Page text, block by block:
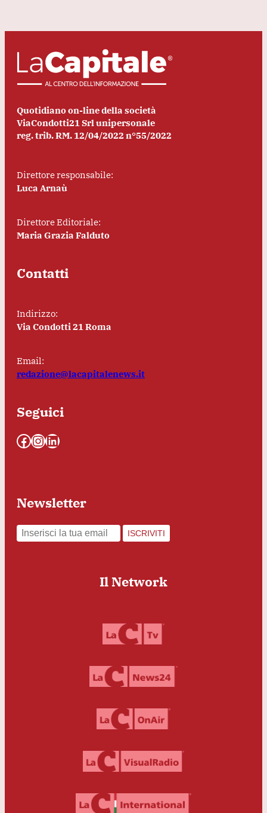
Quotidiano on-line della società
ViaCondotti21 Srl unipersonale
reg. trib. RM. 12/04/2022 n°55/2022
Direttore responsabile:
Luca Arnaù
Direttore Editoriale:
Maria Grazia Falduto
Contatti
Indirizzo:
Via Condotti 21 Roma
Email:
redazione@lacapitalenews.it
Seguici
Facebook InstagramLinkedIn
Newsletter
ISCRIVITI
Il Network